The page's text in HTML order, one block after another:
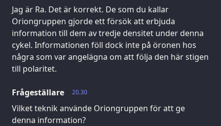
Jag är Ra. Det är korrekt. De som du kallar
Oriongruppen gjorde ett försök att erbjuda
information till dem av tredje densitet under denna
cykel. Informationen föll dock inte på öronen hos
några som var angelägna om att följa den här stigen
till polaritet.
20.30
Frågeställare
Vilket teknik använde Oriongruppen för att ge
denna information?